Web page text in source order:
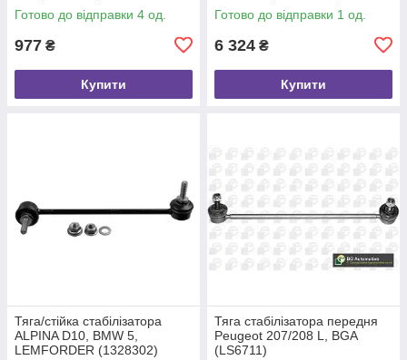
Готово до відправки 4 од.
977 ₴
Купити
Готово до відправки 1 од.
6 324 ₴
Купити
Тяга/стійка стабілізатора
ALPINA D10, BMW 5,
LEMFORDER (1328302)
Тяга стабілізатора передня
Peugeot 207/208 L, BGA
(LS6711)